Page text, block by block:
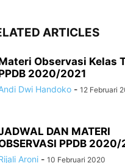
ARTICLES
Observasi Kelas
2020/2021
Dwi Handoko - 12 Februari
DAN MATERI
PPDB 2020/
Aroni - 10 Februari 2020